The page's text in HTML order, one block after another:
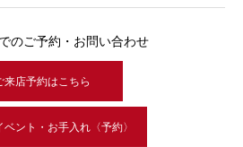
のご予約・お問い合わせ
来店予約はこちら
ント・お手入れ〈予約〉